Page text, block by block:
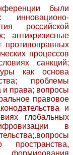
были
инновационо-
российской
антикризисные
противоправных
процессов
санкций;
как основа
проблемы
и права; вопросы
правовое
и
глобальных
в
пространства,